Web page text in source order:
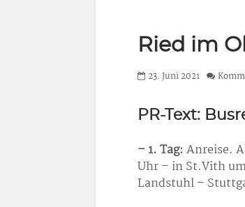
Ried im
23. Juni 2021
PR-Text:
– 1. Tag:Anreise.
Uhr – in St.Vith
Landstuhl –